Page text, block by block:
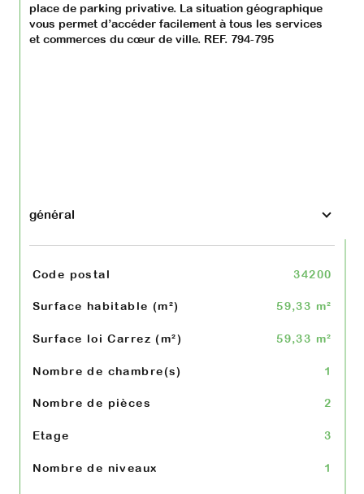
place de parking privative. La situation géographique
vous permet d’accéder facilement à tous les services
et commerces du cœur de ville. REF. 794-795
général
TRAD_SIROCCO_Caracteristique
Code postal 34200
Surface habitable (m²) 59,33 m²
Surface loi Carrez (m²) 59,33 m²
Nombre de chambre(s) 1
Nombre de pièces 2
Etage 3
Nombre de niveaux 1